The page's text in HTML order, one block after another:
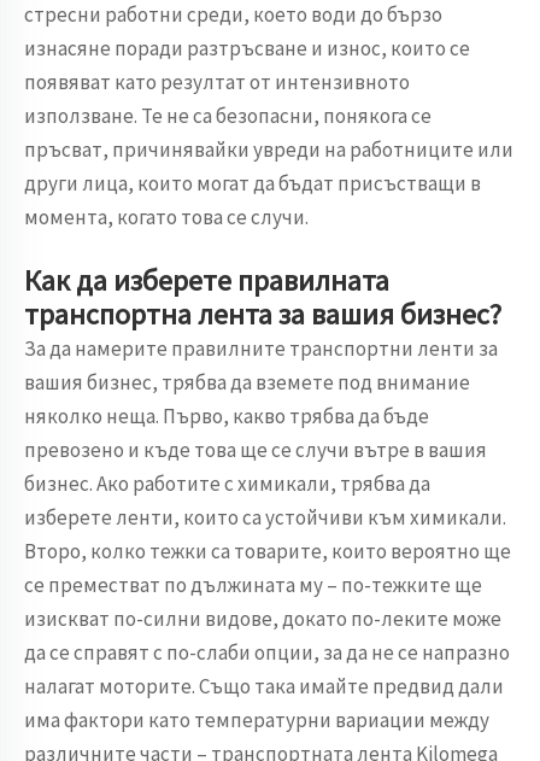
стресни работни среди, което води до бързо
изнасяне поради разтръсване и износ, които се
появяват като резултат от интензивното
използване. Те не са безопасни, понякога се
пръсват, причинявайки увреди на работниците или
други лица, които могат да бъдат присъстващи в
момента, когато това се случи.
Как да изберете правилната
транспортна лента за вашия бизнес?
За да намерите правилните транспортни ленти за
вашия бизнес, трябва да вземете под внимание
няколко неща. Първо, какво трябва да бъде
превозено и къде това ще се случи вътре в вашия
бизнес. Ако работите с химикали, трябва да
изберете ленти, които са устойчиви към химикали.
Второ, колко тежки са товарите, които вероятно ще
се преместват по дължината му – по-тежките ще
изискват по-силни видове, докато по-леките може
да се справят с по-слаби опции, за да не се напразно
налагат моторите. Също така имайте предвид дали
има фактори като температурни вариации между
различните части – транспортната лента Kilomega